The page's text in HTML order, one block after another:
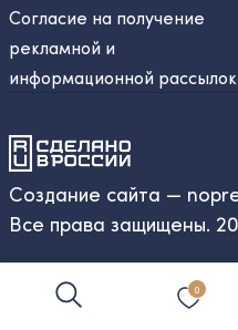
0
Согласие на получение
рекламной и
информационной рассылок
Создание сайта —
Все права защищены.